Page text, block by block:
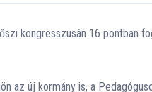
kongresszusán 16 pontban
az új kormány is, a